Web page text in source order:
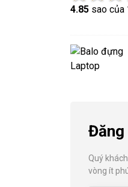
4.85 sao của
Đăng
Quý
vòng ít